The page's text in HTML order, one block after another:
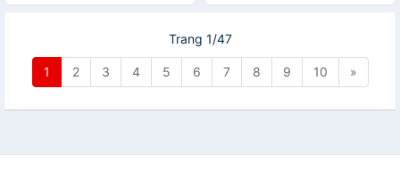
Trang 1/47
1 2 3 4 5 6 7 8 9 10 »